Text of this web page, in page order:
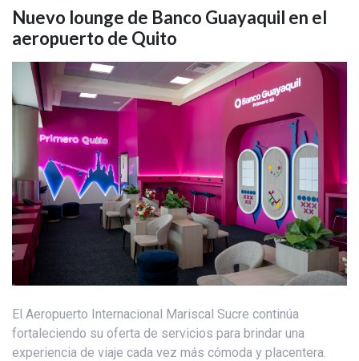
Nuevo lounge de Banco Guayaquil en el
aeropuerto de Quito
El Aeropuerto Internacional Mariscal Sucre continúa
fortaleciendo su oferta de servicios para brindar una
experiencia de viaje cada vez más cómoda y placentera.